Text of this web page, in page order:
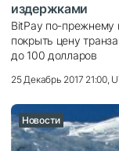
издержками
BitPay по-прежнему
покрыть цену
до 100 долларов
25 Декабрь 2017 21:00,
Новости